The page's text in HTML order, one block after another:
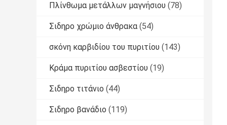
Πλίνθωμα μετάλλων μαγνήσιου (78)
Σιδηρο χρώμιο άνθρακα (54)
σκόνη καρβιδίου του πυριτίου (143)
Κράμα πυριτίου ασβεστίου (19)
Σιδηρο τιτάνιο (44)
Σιδηρο βανάδιο (119)